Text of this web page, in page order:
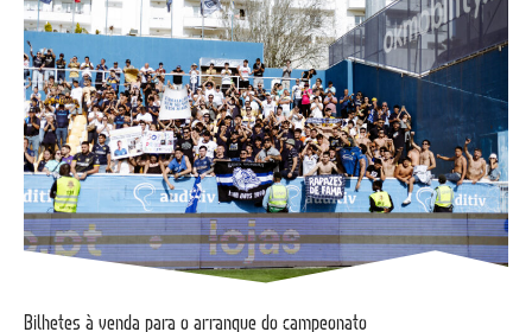
Bilhetes à venda para o arranque do campeonato